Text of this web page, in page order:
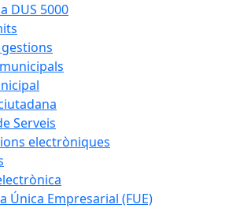
DUS 5000
Serveis
electròniques
Única Empresarial (FUE)